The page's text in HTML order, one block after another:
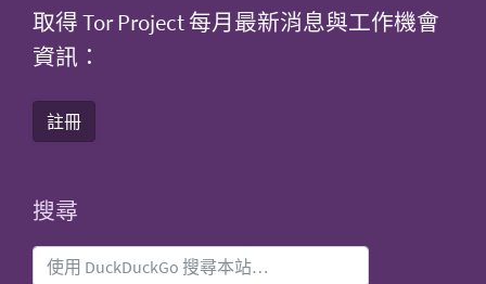
取得 Tor Project 每月最新消息與工作機會
資訊：
註冊
搜尋